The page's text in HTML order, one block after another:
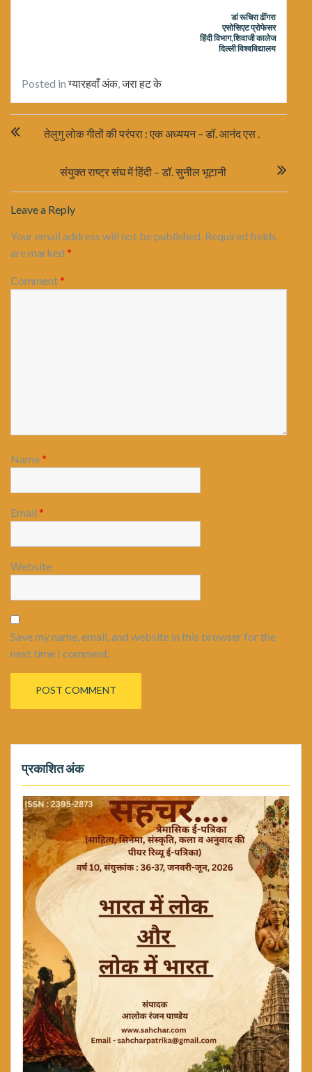
डां रूचिरा ढींगरा
एसोसिएट प्रोफेसर
हिंदी विभाग,शिवाजी कालेज
दिल्ली विश्वविद्यालय
Posted inग्यारहवाँ अंक,जरा हट के
navigationतेलुगु लोक गीतों की परंपरा : एक अध्ययन – डॉ. आनंद एस .
संयुक्त राष्ट्र संघ में हिंदी – डॉ. सुनील भूटानी
Leave a Reply
Your email address will not be published. Required fields
are marked *
Comment*
Name*
Email *
Website
Save my name, email, and website in this browser for the
next time I comment.
प्रकाशित अंक